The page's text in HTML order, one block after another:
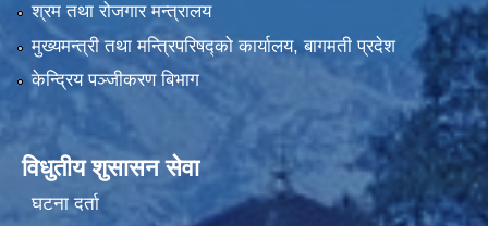
श्रम तथा रोजगार मन्त्रालय
मुख्यमन्त्री तथा मन्त्रिपरिषद्को कार्यालय, बागमती प्रदेश
केन्द्रिय पञ्जीकरण बिभाग
विधुतीय शुसासन सेवा
घटना दर्ता